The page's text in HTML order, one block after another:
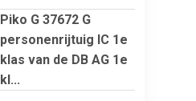
Piko G 37672 G
personenrijtuig IC 1e
klas van de DB AG 1e
kl...